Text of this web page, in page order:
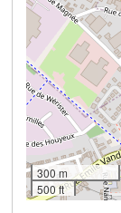
300 m
500 ft